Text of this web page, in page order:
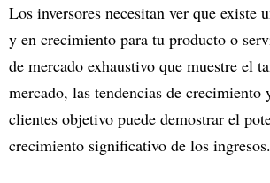
Los inversores necesitan ver que existe
y en crecimiento para tu producto o
de mercado exhaustivo que muestre el
mercado, las tendencias de crecimiento
clientes objetivo puede demostrar el
crecimiento significativo de los ingresos.